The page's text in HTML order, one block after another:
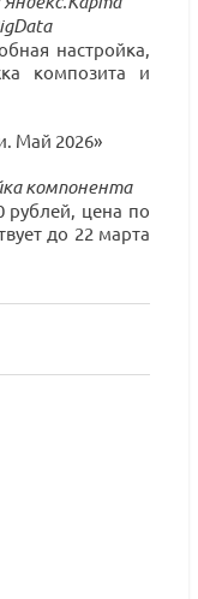
настройка,
композита и
компонента
рублей, цена по
до 22 марта